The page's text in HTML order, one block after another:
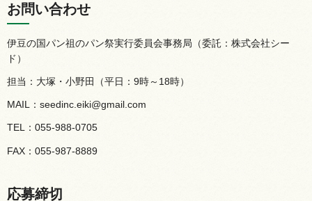
お問い合わせ
伊豆の国パン祖のパン祭実行委員会事務局（委託：株式会社シー
ド）
担当：大塚・小野田（平日：9時～18時）
MAIL：seedinc.eiki@gmail.com
TEL：055-988-0705
FAX：055-987-8889
応募締切